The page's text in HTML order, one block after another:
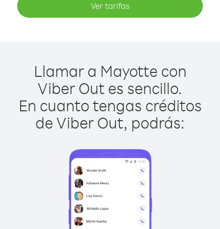
Ver tarifas
Llamar a Mayotte con
Viber Out es sencillo.
En cuanto tengas créditos
de Viber Out, podrás: